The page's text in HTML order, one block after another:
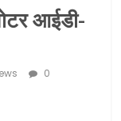
आईडी-
0